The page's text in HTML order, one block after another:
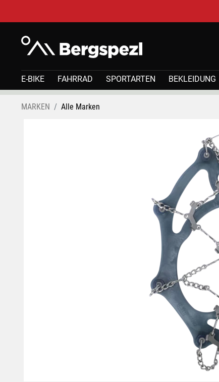
E-BIKE FAHRRAD SPORTARTEN BEKLEIDUNG
MARKEN Alle Marken